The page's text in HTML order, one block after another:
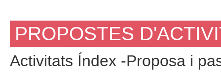
PROPOSTES
Activitats Índex -Proposa i